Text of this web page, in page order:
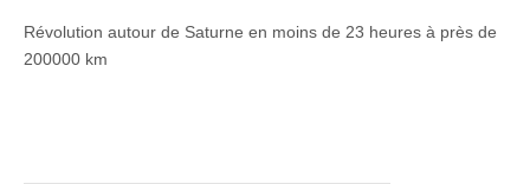
Révolution autour de Saturne en moins de 23 heures à près de
200000 km